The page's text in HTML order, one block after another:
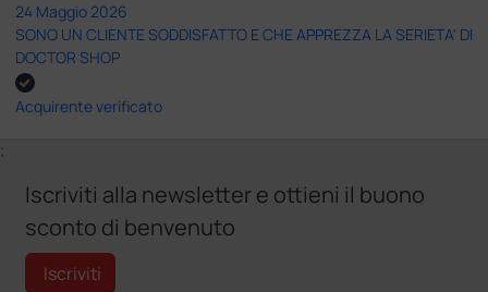
24 Maggio 2026
SONO UN CLIENTE SODDISFATTO E CHE APPREZZA LA SERIETA' DI
DOCTOR SHOP
Acquirente verificato
;
Iscriviti alla newsletter e ottieni il buono
sconto di benvenuto
Iscriviti